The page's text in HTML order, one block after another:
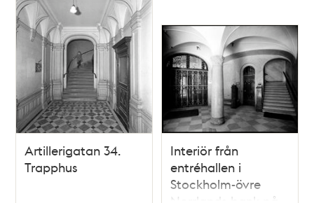
Artillerigatan 34.
Trapphus
Interiör från
entréhallen i
Stockholm-övre